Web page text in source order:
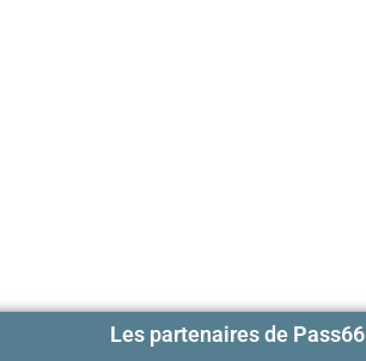
Les partenaires de Pass66